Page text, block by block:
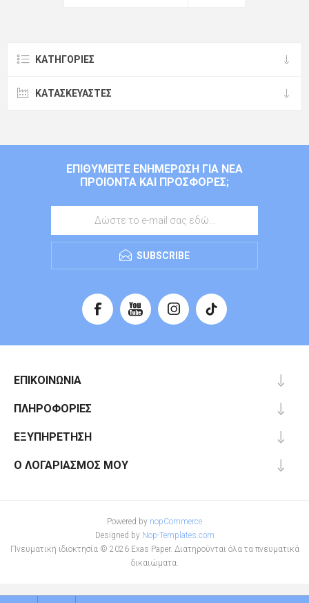
ΚΑΤΗΓΟΡΊΕΣ
ΚΑΤΑΣΚΕΥΑΣΤΈΣ
ΕΠΙΘΥΜΕΊΤΕ ΕΝΗΜΈΡΩΣΗ ΓΙΑ ΝΈΑ
ΠΡΟΙΌΝΤΑ ΚΑΙ ΠΡΟΣΦΟΡΈΣ;
SUBSCRIBE
ΕΠΙΚΟΙΝΩΝΊΑ
ΠΛΗΡΟΦΟΡΊΕΣ
ΕΞΥΠΗΡΈΤΗΣΗ
Ο ΛΟΓΑΡΙΑΣΜΌΣ ΜΟΥ
Powered by nopCommerce
Designed by Nop-Templates.com
Πνευματική ιδιοκτησία © 2026 Exas Paper. Διατηρούνται όλα τα πνευματικά
δικαιώματα.